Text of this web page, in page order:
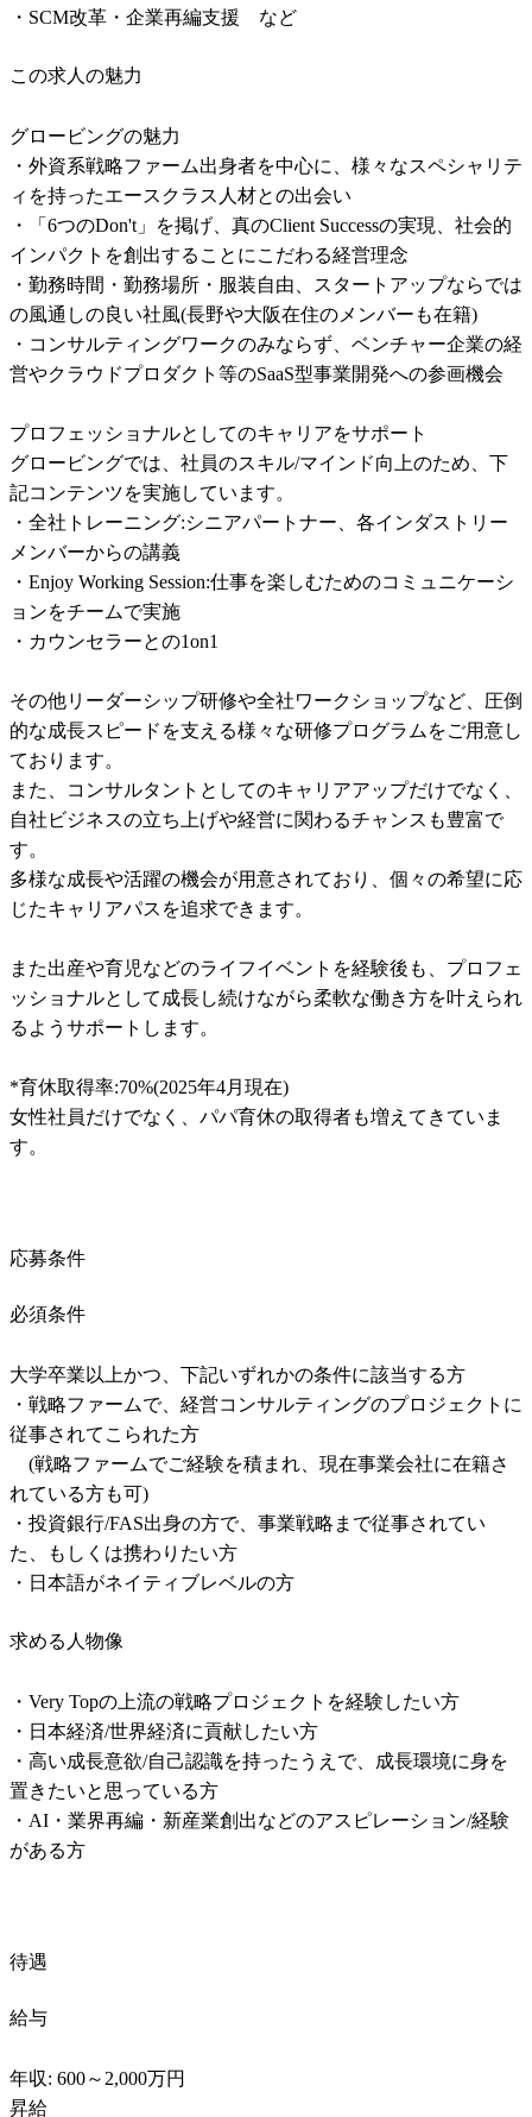
・SCM改革・企業再編支援　など
この求人の魅力
グロービングの魅力
・外資系戦略ファーム出身者を中心に、様々なスペシャリテ
ィを持ったエースクラス人材との出会い
・「6つのDon't」を掲げ、真のClient Successの実現、社会的
インパクトを創出することにこだわる経営理念
・勤務時間・勤務場所・服装自由、スタートアップならでは
の風通しの良い社風(長野や大阪在住のメンバーも在籍)
・コンサルティングワークのみならず、ベンチャー企業の経
営やクラウドプロダクト等のSaaS型事業開発への参画機会
プロフェッショナルとしてのキャリアをサポート
グロービングでは、社員のスキル/マインド向上のため、下
記コンテンツを実施しています。
・全社トレーニング:シニアパートナー、各インダストリー
メンバーからの講義
・Enjoy Working Session:仕事を楽しむためのコミュニケーシ
ョンをチームで実施
・カウンセラーとの1on1
その他リーダーシップ研修や全社ワークショップなど、圧倒
的な成長スピードを支える様々な研修プログラムをご用意し
ております。
また、コンサルタントとしてのキャリアアップだけでなく、
自社ビジネスの立ち上げや経営に関わるチャンスも豊富で
す。
多様な成長や活躍の機会が用意されており、個々の希望に応
じたキャリアパスを追求できます。
また出産や育児などのライフイベントを経験後も、プロフェ
ッショナルとして成長し続けながら柔軟な働き方を叶えられ
るようサポートします。
*育休取得率:70%(2025年4月現在)
女性社員だけでなく、パパ育休の取得者も増えてきていま
す。
応募条件
必須条件
大学卒業以上かつ、下記いずれかの条件に該当する方
・戦略ファームで、経営コンサルティングのプロジェクトに
従事されてこられた方
(戦略ファームでご経験を積まれ、現在事業会社に在籍さ
れている方も可)
・投資銀行/FAS出身の方で、事業戦略まで従事されてい
た、もしくは携わりたい方
・日本語がネイティブレベルの方
求める人物像
・Very Topの上流の戦略プロジェクトを経験したい方
・日本経済/世界経済に貢献したい方
・高い成長意欲/自己認識を持ったうえで、成長環境に身を
置きたいと思っている方
・AI・業界再編・新産業創出などのアスピレーション/経験
がある方
待遇
給与
年収: 600～2,000万円
昇給